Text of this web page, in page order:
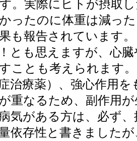
。実際にヒトが摂取
ったのに体重は減っ
も報告されています。
とも思えますが、心
ことも考えられます
症治療薬）、強心作用
重なるため、副作用
気がある方は、必ず
依存性と書きました